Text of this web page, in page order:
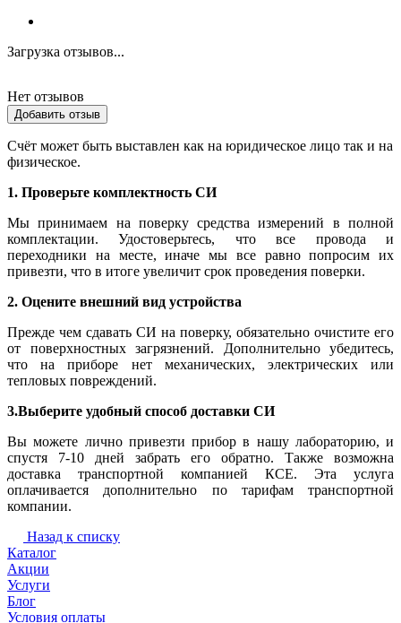
Загрузка отзывов...
Нет отзывов
Добавить отзыв
Счёт может быть выставлен как на юридическое лицо так и на
физическое.
1. Проверьте комплектность СИ
Мы принимаем на поверку средства измерений в полной
комплектации. Удостоверьтесь, что все провода и
переходники на месте, иначе мы все равно попросим их
привезти, что в итоге увеличит срок проведения поверки.
2. Оцените внешний вид устройства
Прежде чем сдавать СИ на поверку, обязательно очистите его
от поверхностных загрязнений. Дополнительно убедитесь,
что на приборе нет механических, электрических или
тепловых повреждений.
3.Выберите удобный способ доставки СИ
Вы можете лично привезти прибор в нашу лабораторию, и
спустя 7-10 дней забрать его обратно. Также возможна
доставка транспортной компанией КСЕ. Эта услуга
оплачивается дополнительно по тарифам транспортной
компании.
Назад к списку
Каталог
Акции
Услуги
Блог
Условия оплаты